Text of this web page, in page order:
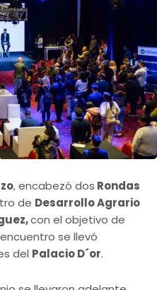
, encabezó dos Rondas
de Desarrollo Agrario
con el objetivo de
se llevó
del Palacio D´or.